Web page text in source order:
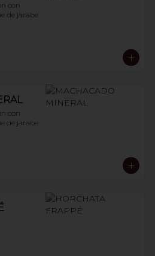
con
de jarabe
con
de jarabe